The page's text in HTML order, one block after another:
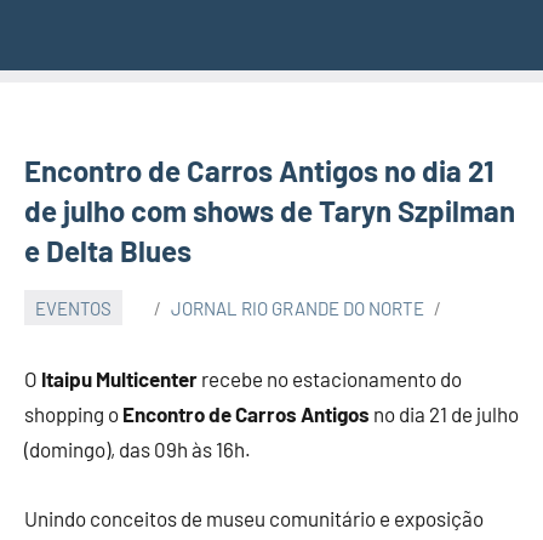
Encontro de Carros Antigos no dia 21
de julho com shows de Taryn Szpilman
e Delta Blues
EVENTOS JORNAL RIO GRANDE DO NORTE
O Itaipu Multicenter recebe no estacionamento do
shopping o Encontro de Carros Antigos no dia 21 de julho
(domingo), das 09h às 16h.
Unindo conceitos de museu comunitário e exposição